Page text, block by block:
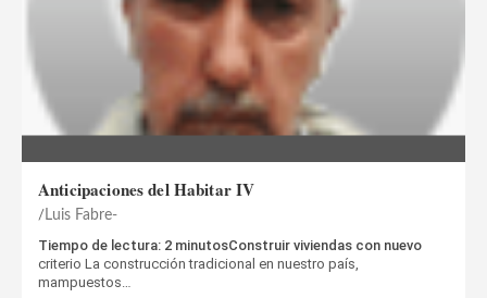
Anticipaciones del Habitar IV
Luis Fabre-
Tiempo de lectura: 2 minutosConstruir viviendas con nuevo
criterio La construcción tradicional en nuestro país,
mampuestos…